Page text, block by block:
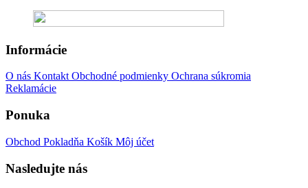
Informácie
O nás KontaktObchodné podmienky Ochrana súkromia
Reklamácie
Ponuka
Obchod Pokladňa Košík Môj účet
Nasledujte nás